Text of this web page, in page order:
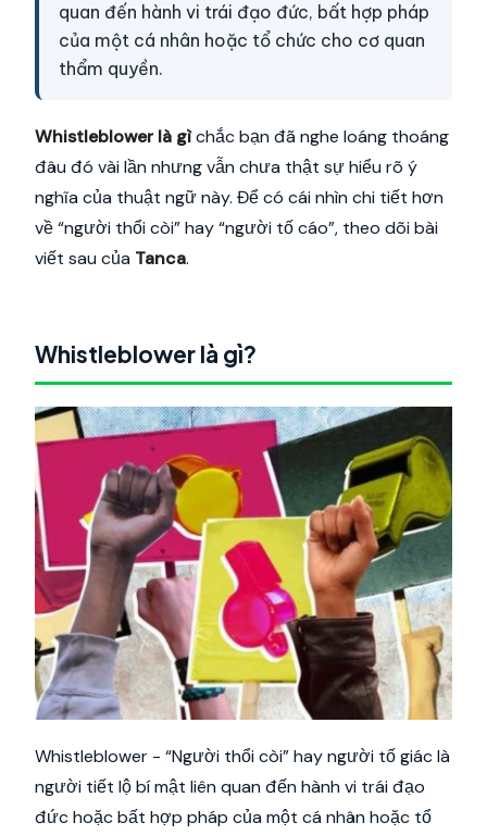
quan đến hành vi trái đạo đức, bất hợp pháp
của một cá nhân hoặc tổ chức cho cơ quan
thẩm quyền.
Whistleblower là gìchắc bạn đã nghe loáng thoáng
đâu đó vài lần nhưng vẫn chưa thật sự hiểu rõ ý
nghĩa của thuật ngữ này. Để có cái nhìn chi tiết hơn
về “người thổi còi” hay “người tố cáo”, theo dõi bài
viết sau của Tanca.
Whistleblower là gì?
Whistleblower - “Người thổi còi” hay người tố giác là
người tiết lộ bí mật liên quan đến hành vi trái đạo
đức hoặc bất hợp pháp của một cá nhân hoặc tổ